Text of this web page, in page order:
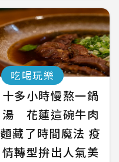
吃喝玩樂
十多小時慢熬一鍋
湯 花蓮這碗牛肉
麵藏了時間魔法 疫
情轉型拚出人氣美